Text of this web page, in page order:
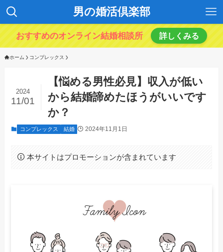
男の婚活倶楽部
おすすめのオンライン結婚相談所 詳しくみる
ホーム コンプレックス
【悩める男性必見】収入が低い
から結婚諦めたほうがいいです
か？
2024
11/01
コンプレックス 結婚 2024年11月1日
本サイトはプロモーションが含まれています